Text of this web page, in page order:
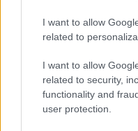
I want to allow
related to
I want to allow
related to security,
functionality and
user protection.